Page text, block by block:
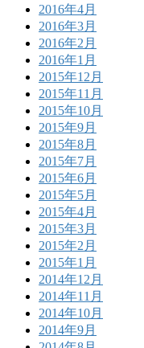
2016年4月
2016年3月
2016年2月
2016年1月
2015年12月
2015年11月
2015年10月
2015年9月
2015年8月
2015年7月
2015年6月
2015年5月
2015年4月
2015年3月
2015年2月
2015年1月
2014年12月
2014年11月
2014年10月
2014年9月